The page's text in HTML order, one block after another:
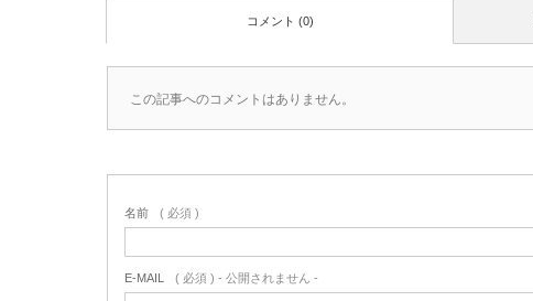
コメント (0)
この記事へのコメントはありません。
名前 ( 必須 )
E-MAIL ( 必須 ) - 公開されません -